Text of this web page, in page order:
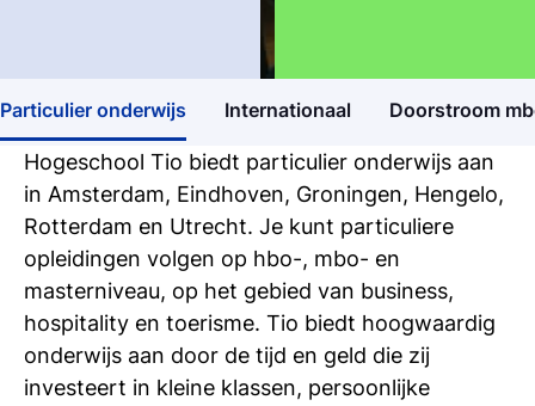
Particulier onderwijs Internationaal Doorstroom
Ontdek Tio's opleidingen op de open dag
Meelopen/Proefstuderen
Ontdek hoe het is om student bij Tio te
zijn
Persoonlijk gesprek
Stel al jouw vragen in een 1-op-1-gesprek
Hogeschool Tio biedt particulier onderwijs aan
in Amsterdam, Eindhoven, Groningen, Hengelo,
Rotterdam en Utrecht. Je kunt particuliere
opleidingen volgen op hbo-, mbo- en
masterniveau, op het gebied van business,
hospitality en toerisme. Tio biedt hoogwaardig
onderwijs aan door de tijd en geld die zij
investeert in kleine klassen, persoonlijke